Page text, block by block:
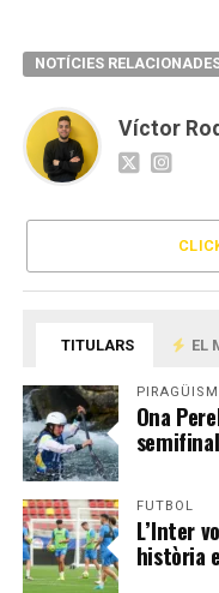
NOTÍCIES
Víctor
TITULARS EL
Ona
FUTBOL
L’Inter
història